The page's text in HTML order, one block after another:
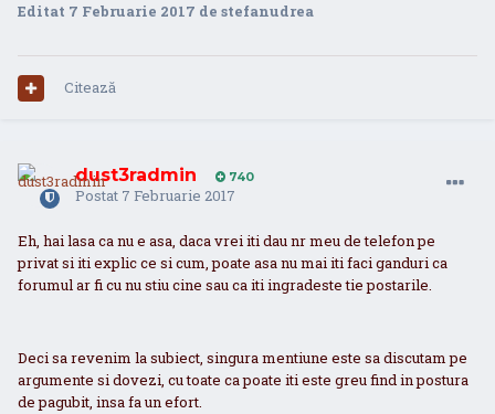
Editat 7 Februarie 2017 de stefanudrea
Citează
dust3radmin 740
Postat 7 Februarie 2017
Eh, hai lasa ca nu e asa, daca vrei iti dau nr meu de telefon pe
privat si iti explic ce si cum, poate asa nu mai iti faci ganduri ca
forumul ar fi cu nu stiu cine sau ca iti ingradeste tie postarile.
Deci sa revenim la subiect, singura mentiune este sa discutam pe
argumente si dovezi, cu toate ca poate iti este greu find in postura
de pagubit, insa fa un efort.